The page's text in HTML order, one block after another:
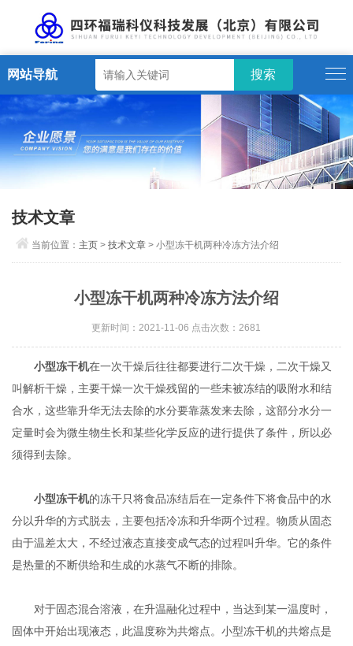
网站导航
技术文章
当前位置： 主页 >技术文章 > 小型冻干机两种冷冻方法介绍
小型冻干机两种冷冻方法介绍
更新时间：2021-11-06 点击次数：2681
小型冻干机在一次干燥后往往都要进行二次干燥，二次干燥又
叫解析干燥，主要干燥一次干燥残留的一些未被冻结的吸附水和结
合水，这些靠升华无法去除的水分要靠蒸发来去除，这部分水分一
定量时会为微生物生长和某些化学反应的进行提供了条件，所以必
须得到去除。
小型冻干机的冻干只将食品冻结后在一定条件下将食品中的水
分以升华的方式脱去，主要包括冷冻和升华两个过程。物质从固态
由于温差太大，不经过液态直接变成气态的过程叫升华。它的条件
是热量的不断供给和生成的水蒸气不断的排除。
对于固态混合溶液，在升温融化过程中，当达到某一温度时，
固体中开始出现液态，此温度称为共熔点。小型冻干机的共熔点是